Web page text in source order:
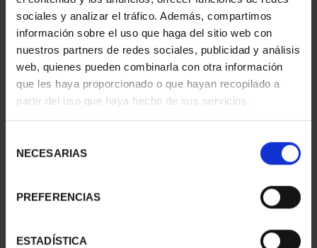
sociales y analizar el tráfico. Además, compartimos
información sobre el uso que haga del sitio web con
nuestros partners de redes sociales, publicidad y análisis
web, quienes pueden combinarla con otra información
que les haya proporcionado o que hayan recopilado a
partir del uso que haya hecho de sus servicios.
NECESARIAS
PREFERENCIAS
ESTADÍSTICA
SUSCRIPCIÓN
CAPITALES DE
949,00 €
registrados
SUSCRIPCIÓN
CAPITALES DE
949,00 €
registrados